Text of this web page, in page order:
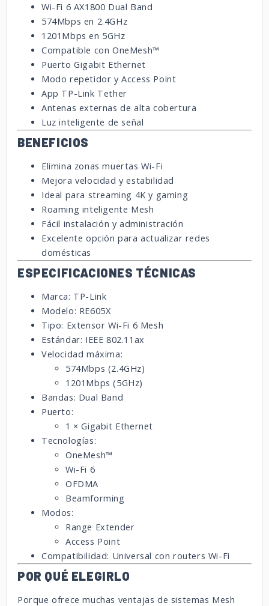
Wi-Fi 6 AX1800 Dual Band
574Mbps en 2.4GHz
1201Mbps en 5GHz
Compatible con OneMesh™
Puerto Gigabit Ethernet
Modo repetidor y Access Point
App TP-Link Tether
Antenas externas de alta cobertura
Luz inteligente de señal
BENEFICIOS
Elimina zonas muertas Wi-Fi
Mejora velocidad y estabilidad
Ideal para streaming 4K y gaming
Roaming inteligente Mesh
Fácil instalación y administración
Excelente opción para actualizar redes
domésticas
ESPECIFICACIONES TÉCNICAS
Marca: TP-Link
Modelo: RE605X
Tipo: Extensor Wi-Fi 6 Mesh
Estándar: IEEE 802.11ax
Velocidad máxima:
574Mbps (2.4GHz)
1201Mbps (5GHz)
Bandas: Dual Band
Puerto:
1 × Gigabit Ethernet
Tecnologías:
OneMesh™
Wi-Fi 6
OFDMA
Beamforming
Modos:
Range Extender
Access Point
Compatibilidad: Universal con routers Wi-Fi
POR QUÉ ELEGIRLO
Porque ofrece muchas ventajas de sistemas Mesh